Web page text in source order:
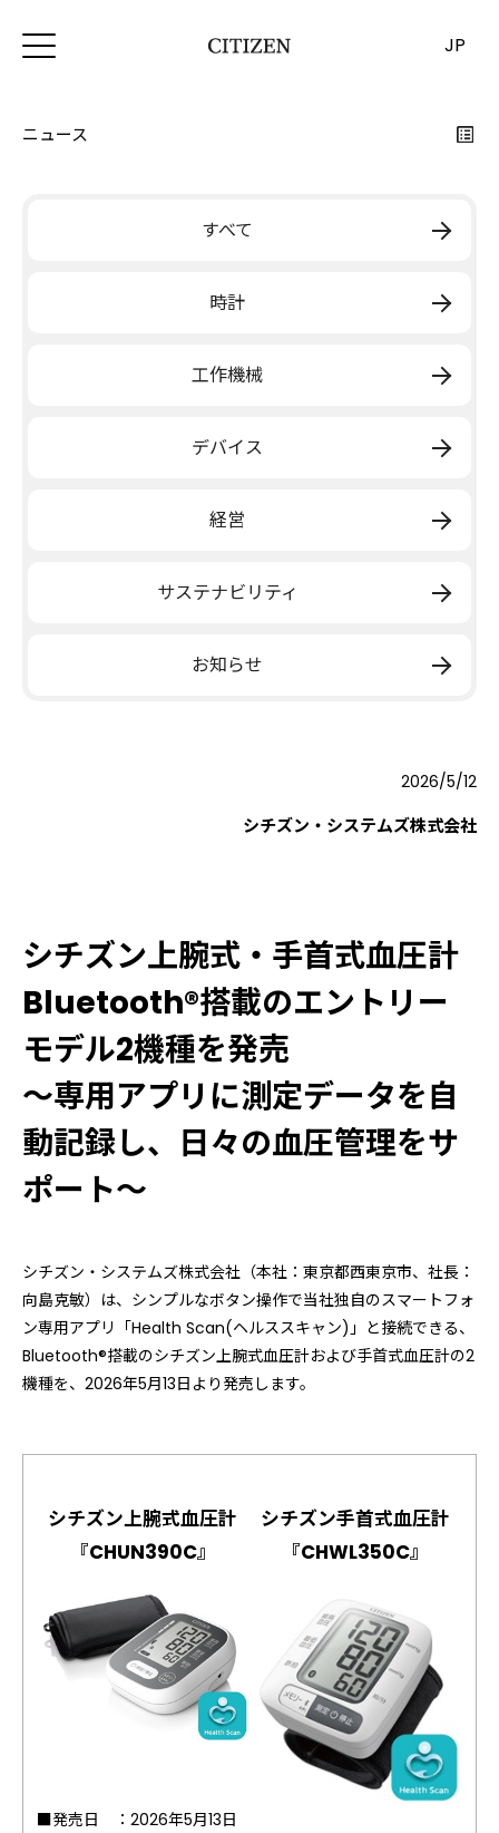
JP
ニュース
すべて
時計
工作機械
デバイス
経営
サステナビリティ
お知らせ
2026/5/12
シチズン・システムズ株式会社
シチズン上腕式・手首式血圧計
Bluetooth®搭載のエントリー
モデル2機種を発売
～専用アプリに測定データを自
動記録し、日々の血圧管理をサ
ポート～
シチズン・システムズ株式会社（本社：東京都西東京市、社長：
向島克敏）は、シンプルなボタン操作で当社独自のスマートフォ
ン専用アプリ「Health Scan(ヘルススキャン)」と接続できる、
Bluetooth®搭載のシチズン上腕式血圧計および手首式血圧計の2
機種を、2026年5月13日より発売します。
シチズン上腕式血圧計
『CHUN390C』
シチズン手首式血圧計
『CHWL350C』
■発売日 ： 2026年5月13日